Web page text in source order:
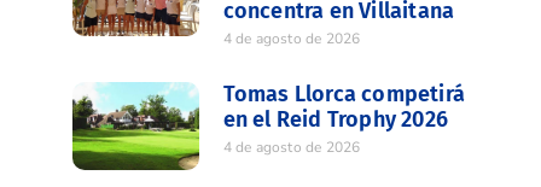
concentra en Villaitana
4 de agosto de 2026
Tomas Llorca competirá
en el Reid Trophy 2026
4 de agosto de 2026